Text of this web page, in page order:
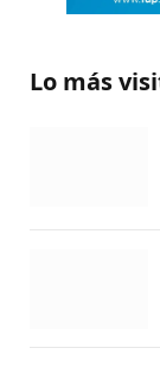
Lo más